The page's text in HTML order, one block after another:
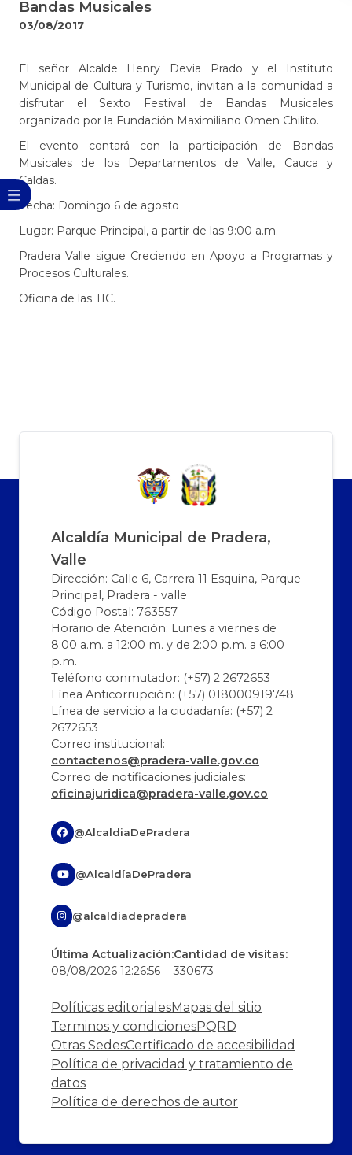
Bandas Musicales
03/08/2017
El señor Alcalde Henry Devia Prado y el Instituto
Municipal de Cultura y Turismo, invitan a la comunidad a
disfrutar el Sexto Festival de Bandas Musicales
organizado por la Fundación Maximiliano Omen Chilito.
El evento contará con la participación de Bandas
Musicales de los Departamentos de Valle, Cauca y
Caldas.
Fecha: Domingo 6 de agosto
Lugar: Parque Principal, a partir de las 9:00 a.m.
Pradera Valle sigue Creciendo en Apoyo a Programas y
Procesos Culturales.
Oficina de las TIC.
Alcaldía Municipal de Pradera,
Valle
Dirección: Calle 6, Carrera 11 Esquina, Parque
Principal, Pradera - valle
Código Postal: 763557
Horario de Atención: Lunes a viernes de
8:00 a.m. a 12:00 m. y de 2:00 p.m. a 6:00
p.m.
Teléfono conmutador: (+57) 2 2672653
Línea Anticorrupción: (+57) 018000919748
Línea de servicio a la ciudadanía: (+57) 2
2672653
Correo institucional:
contactenos@pradera-valle.gov.co
Correo de notificaciones judiciales:
oficinajuridica@pradera-valle.gov.co
@AlcaldiaDePradera
@AlcaldíaDePradera
@alcaldiadepradera
Última Actualización:
08/08/2026 12:26:56
Cantidad de visitas:
330673
Políticas editorialesMapas del sitio
Terminos y condicionesPQRD
Otras SedesCertificado de accesibilidad
Política de privacidad y tratamiento de
datos
Política de derechos de autor